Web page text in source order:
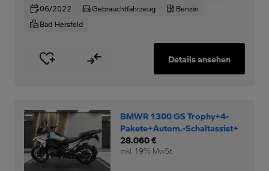
06/2022
Gebrauchtfahrzeug
Benzin
Bad Hersfeld
Details ansehen
BMWR 1300 GS Trophy+4-
Pakete+Autom.-Schaltassist+
28.060 €
inkl. 19% MwSt.